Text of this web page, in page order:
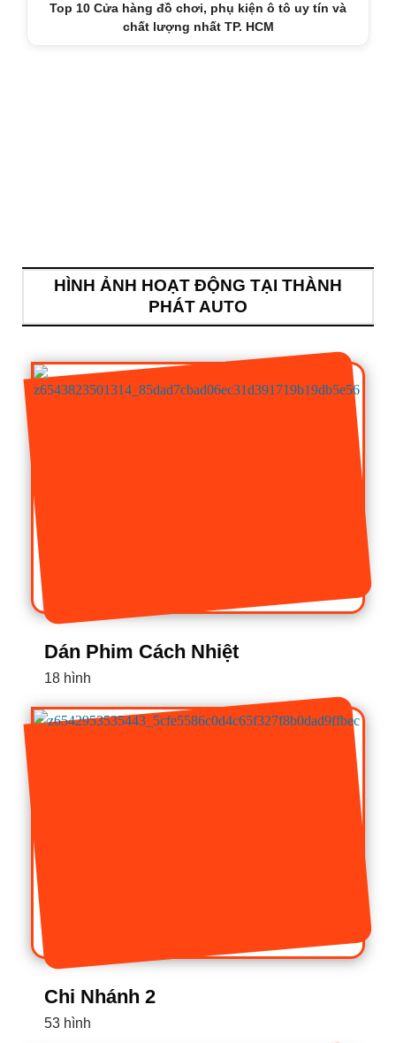
Top 10 Cửa hàng đồ chơi, phụ kiện ô tô uy tín và
chất lượng nhất TP. HCM
HÌNH ẢNH HOẠT ĐỘNG TẠI THÀNH
PHÁT AUTO
Dán Phim Cách Nhiệt
18 hình
Chi Nhánh 2
53 hình